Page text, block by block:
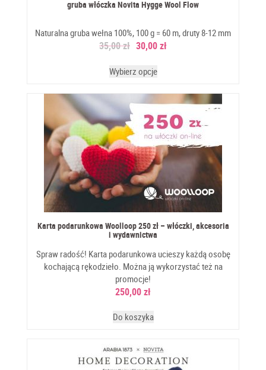
gruba włóczka Novita Hygge Wool Flow
Naturalna gruba wełna 100%, 100 g = 60 m, druty 8-12 mm
35,00zł 30,00zł
Wybierz opcje
Karta podarunkowa Woolloop 250 zł – włóczki, akcesoria
i wydawnictwa
Spraw radość! Karta podarunkowa ucieszy każdą osobę
kochającą rękodzieło. Można ją wykorzystać też na
promocje!
250,00zł
Do koszyka